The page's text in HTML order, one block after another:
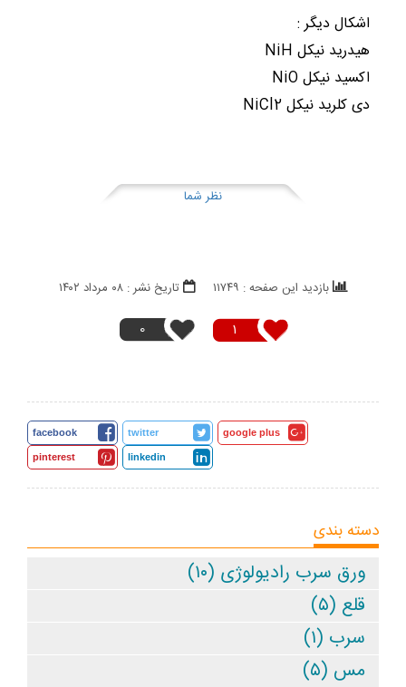
اشکال دیگر :
هیدرید نیکل NiH
اکسید نیکل NiO
دی کلرید نیکل NiCl2
نظر شما
1
0
بازدید این صفحه : ۱۱۷۴۹ تاریخ نشر : ۰۸ مرداد ۱۴۰۲
facebook twitter google plus
pinterest linkedin
دسته بندی
ورق سرب راديولوژی (۱۰)
قلع (۵)
سرب (۱)
مس (۵)